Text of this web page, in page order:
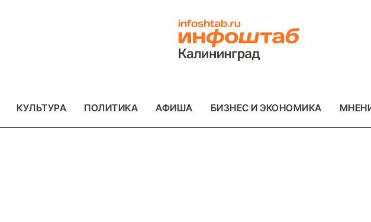
КУЛЬТУРА ПОЛИТИКА АФИША БИЗНЕС И ЭКОНОМИКА